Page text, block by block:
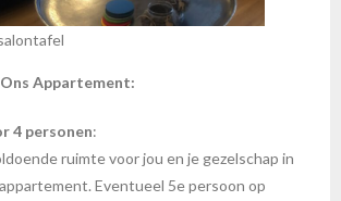
Appartement:
4 personen:
ruimte voor jou en je gezelschap in
Eventueel 5e persoon op